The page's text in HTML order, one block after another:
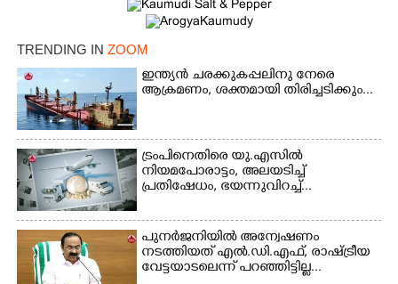
TRENDING IN ZOOM
ഇന്ത്യൻ ചരക്കുകപ്പലിനു നേരെ
ആക്രമണം, ശക്തമായി തിരിച്ചടിക്കും...
ട്രംപിനെതിരെ യു.എസിൽ
നിയമപോരാട്ടം, അലയടിച്ച്
പ്രതിഷേധം, ഭയന്നുവിറച്ച്...
പുനർജനിയിൽ അന്വേഷണം
നടത്തിയത് എൽ.ഡി.എഫ്, രാഷ്ട്രീയ
വേട്ടയാടലെന്ന് പറഞ്ഞിട്ടില്ല...
Share this link